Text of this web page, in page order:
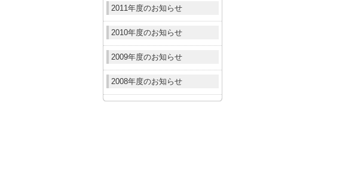
2011年度のお知らせ
2010年度のお知らせ
2009年度のお知らせ
2008年度のお知らせ